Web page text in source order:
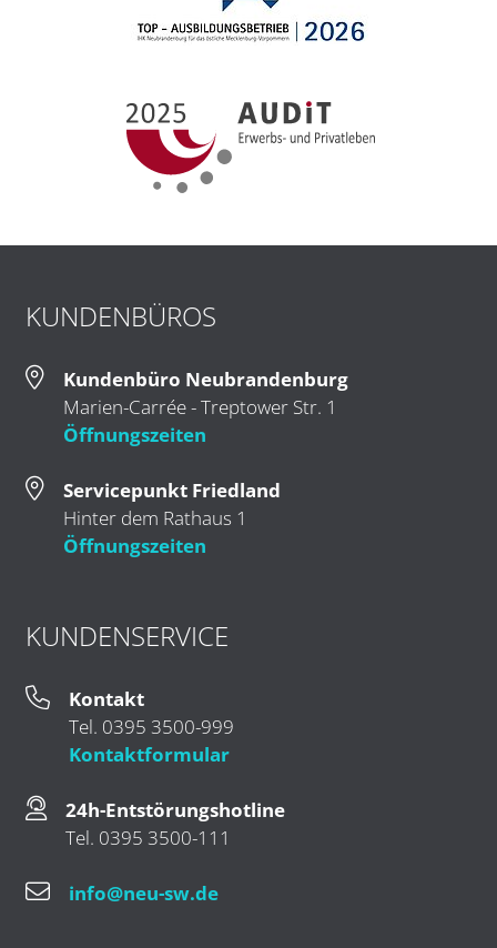
KUNDENBÜROS
Kundenbüro Neubrandenburg
Marien-Carrée - Treptower Str. 1
Öffnungszeiten
Servicepunkt Friedland
Hinter dem Rathaus 1
Öffnungszeiten
KUNDENSERVICE
Kontakt
Tel. 0395 3500-999
Kontaktformular
24h-Entstörungshotline
Tel. 0395 3500-111
info@neu-sw.de